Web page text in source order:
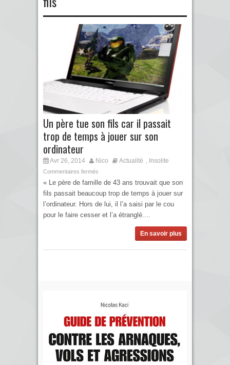
Un père tue son fils car il passait
trop de temps à jouer sur son
ordinateur
Avr 26, 2014 Nico Actualité , Insolite
Commentaires fermés
« Le père de famille de 43 ans trouvait que son
fils passait beaucoup trop de temps à jouer sur
l’ordinateur. Hors de lui, il l’a saisi par le cou
pour le faire cesser et l’a étranglé....
En savoir plus